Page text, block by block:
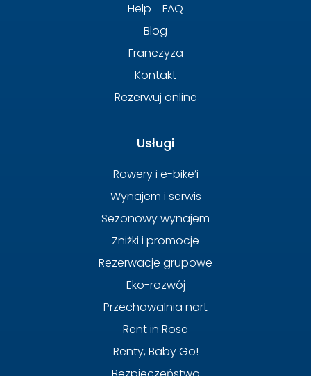
Help - FAQ
Blog
Franczyza
Kontakt
Rezerwuj online
Usługi
Rowery i e-bike’i
Wynajem i serwis
Sezonowy wynajem
Zniżki i promocje
Rezerwacje grupowe
Eko-rozwój
Przechowalnia nart
Rent in Rose
Renty, Baby Go!